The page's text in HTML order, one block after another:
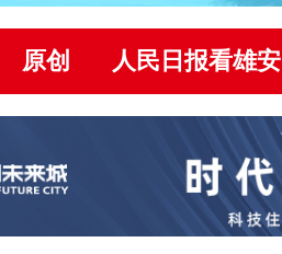
原创 人民日报看雄安